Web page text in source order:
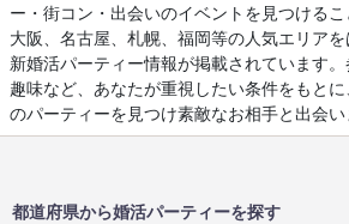
ー・街コン・出会いのイベントを見つけるこ
大阪、名古屋、札幌、福岡等の人気エリア
新婚活パーティー情報が掲載されています。
趣味など、あなたが重視したい条件をもと
のパーティーを見つけ素敵なお相手と出会い
都道府県から婚活パーティーを探す